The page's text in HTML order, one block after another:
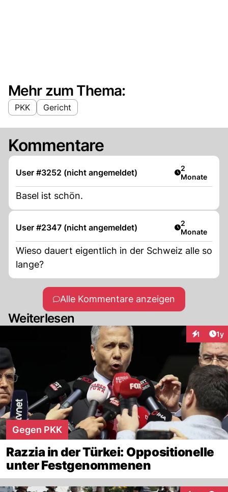
Mehr zum Thema:
PKK Gericht
Kommentare
User #3252 (nicht angemeldet) Artikel
2
Monate
Basel ist schön.
User #2347 (nicht angemeldet) Artikel
2
Monate
Wieso dauert eigentlich in der Schweiz alle so
lange?
Alle Kommentare anzeigen
Weiterlesen
1 1y
Gegen PKK
Razzia in der Türkei: Oppositionelle
unter Festgenommenen